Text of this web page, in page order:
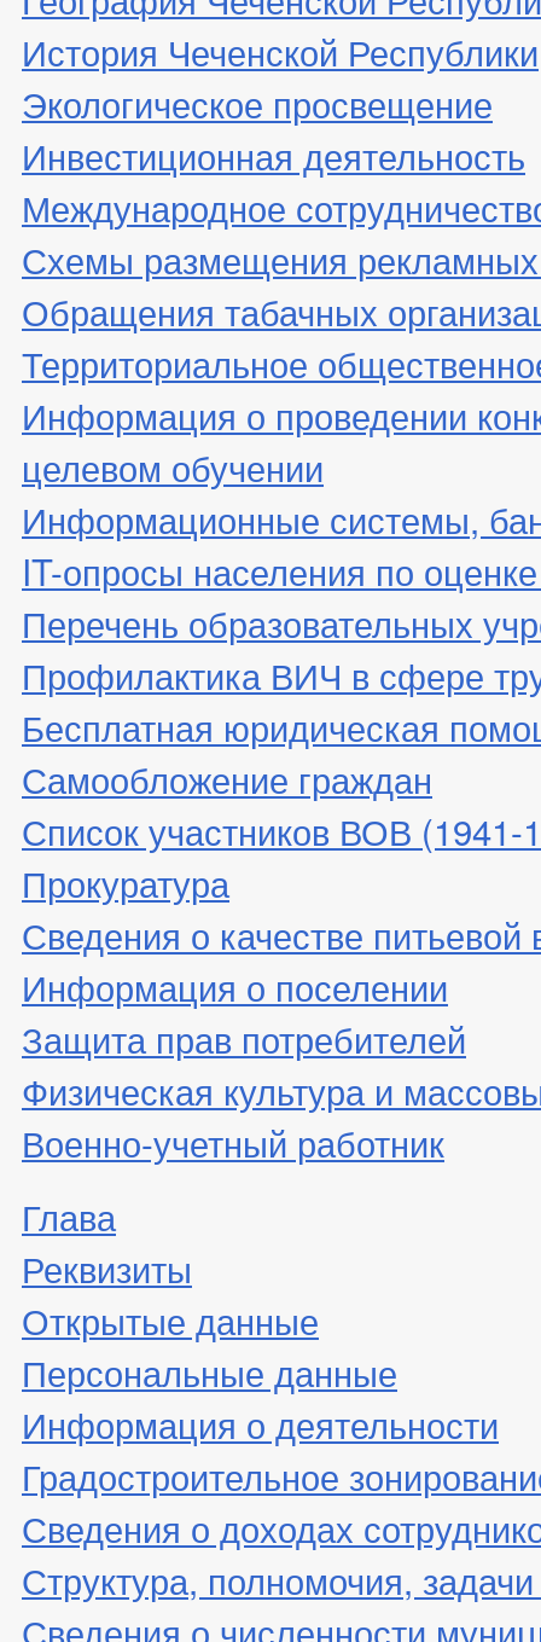
История Чеченской Республики
Экологическое просвещение
Инвестиционная деятельность
Международное
Схемы размещения рекламных
Обращения табачных
Территориальное
Информация о проведении
целевом обучении
Информационные системы,
IT-опросы населения по
Перечень образовательных
Профилактика ВИЧ в сфере
Бесплатная юридическая
Самообложение граждан
Список участников ВОВ (1941-
Прокуратура
Сведения о качестве питьевой
Информация о поселении
Защита прав потребителей
Физическая культура и
Военно-учетный работник
Глава
Реквизиты
Открытые данные
Персональные данные
Информация о деятельности
Градостроительное
Сведения о доходах
Структура, полномочия,
Сведения о численности